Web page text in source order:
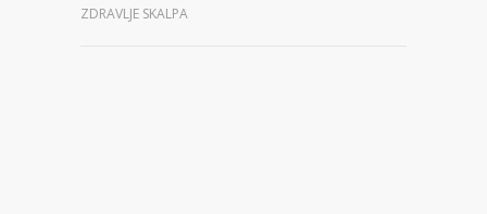
ZDRAVLJE SKALPA